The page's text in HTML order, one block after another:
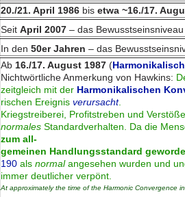
20./21. April 1986 bisetwa ~16./17.
Seit April 2007 – das
In den50er Jahren – das
Ab 16./17. August 1987 (
Nichtwörtliche Anmerkung von Hawkins:
zeitgleich mit der Harmonikalischen
rischen Ereignisverursacht.
Kriegstreiberei, Profitstreben und
normales Standardverhalten. Da die
zum all-
gemeinen Handlungsstandard
190 alsnormalangesehen wurden und
immer deutlicher verpönt.
At approximately the time of the Harmonic Convergence